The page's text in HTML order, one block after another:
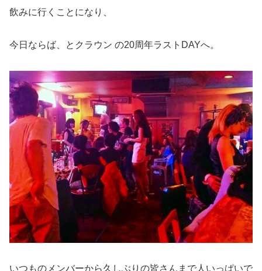
飲みに行くことになり、
今日ならば、とクラウン の20周年ラストDAYへ。
いつものメンバーから久しぶりの皆さんまで人いっぱいで